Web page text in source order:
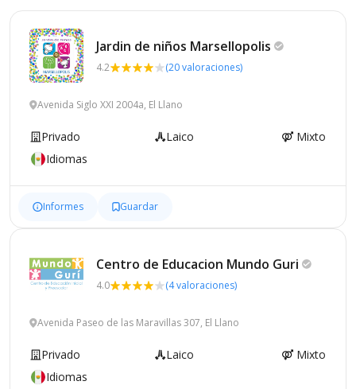
Jardin de niños Marsellopolis
4.2 (20 valoraciones)
Avenida Siglo XXI 2004a, El Llano
Privado Laico
Mixto
Idiomas
Informes Guardar
Centro de Educacion Mundo Guri
4.0 (4 valoraciones)
Avenida Paseo de las Maravillas 307, El Llano
Privado Laico
Mixto
Idiomas